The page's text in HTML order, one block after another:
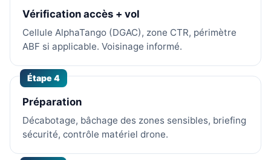
Vérification accès + vol
Cellule AlphaTango (DGAC), zone CTR, périmètre
ABF si applicable. Voisinage informé.
Étape 4
Préparation
Décabotage, bâchage des zones sensibles, briefing
sécurité, contrôle matériel drone.